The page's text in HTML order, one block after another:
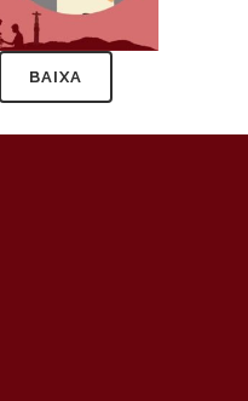
BAIXA